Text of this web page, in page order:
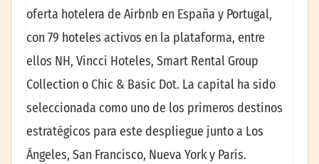
oferta hotelera de Airbnb en España y Portugal,
con 79 hoteles activos en la plataforma, entre
ellos NH, Vincci Hoteles, Smart Rental Group
Collection o Chic & Basic Dot. La capital ha sido
seleccionada como uno de los primeros destinos
estratégicos para este despliegue junto a Los
Ángeles, San Francisco, Nueva York y París.